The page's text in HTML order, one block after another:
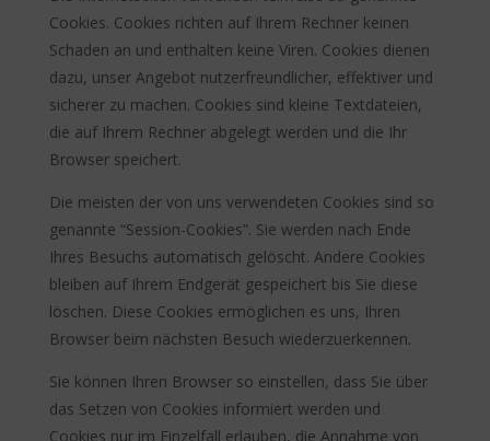
Cookies. Cookies richten auf Ihrem Rechner keinen
Schaden an und enthalten keine Viren. Cookies dienen
dazu, unser Angebot nutzerfreundlicher, effektiver und
sicherer zu machen. Cookies sind kleine Textdateien,
die auf Ihrem Rechner abgelegt werden und die Ihr
Browser speichert.
Die meisten der von uns verwendeten Cookies sind so
genannte “Session-Cookies”. Sie werden nach Ende
Ihres Besuchs automatisch gelöscht. Andere Cookies
bleiben auf Ihrem Endgerät gespeichert bis Sie diese
löschen. Diese Cookies ermöglichen es uns, Ihren
Browser beim nächsten Besuch wiederzuerkennen.
Sie können Ihren Browser so einstellen, dass Sie über
das Setzen von Cookies informiert werden und
Cookies nur im Einzelfall erlauben, die Annahme von